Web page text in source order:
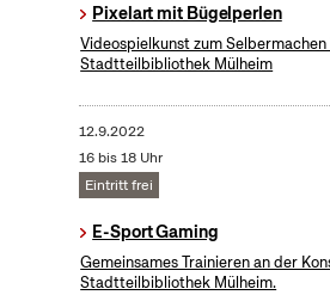
Pixelart mit Bügelperlen
Videospielkunst zum
Stadtteilbibliothek Mülheim
12.9.2022
16 bis 18 Uhr
Eintritt frei
E-Sport Gaming
Gemeinsames Trainieren an der
Stadtteilbibliothek Mülheim.